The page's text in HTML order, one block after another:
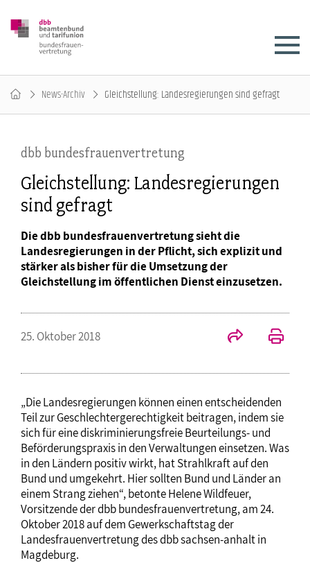
News-Archiv Gleichstellung: Landesregierungen sind gefragt
dbb bundesfrauenvertretung
Gleichstellung: Landesregierungen
sind gefragt
Die dbb bundesfrauenvertretung sieht die
Landesregierungen in der Pflicht, sich explizit und
stärker als bisher für die Umsetzung der
Gleichstellung im öffentlichen Dienst einzusetzen.
25. Oktober 2018
„Die Landesregierungen können einen entscheidenden
Teil zur Geschlechtergerechtigkeit beitragen, indem sie
sich für eine diskriminierungsfreie Beurteilungs- und
Beförderungspraxis in den Verwaltungen einsetzen. Was
in den Ländern positiv wirkt, hat Strahlkraft auf den
Bund und umgekehrt. Hier sollten Bund und Länder an
einem Strang ziehen“, betonte Helene Wildfeuer,
Vorsitzende der dbb bundesfrauenvertretung, am 24.
Oktober 2018 auf dem Gewerkschaftstag der
Landesfrauenvertretung des dbb sachsen-anhalt in
Magdeburg.